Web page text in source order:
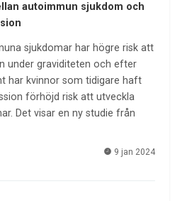
autoimmun sjukdom och
sjukdomar har högre risk att
under graviditeten och efter
har kvinnor som tidigare haft
förhöjd risk att utveckla
Det visar en ny studie från
9 jan 2024